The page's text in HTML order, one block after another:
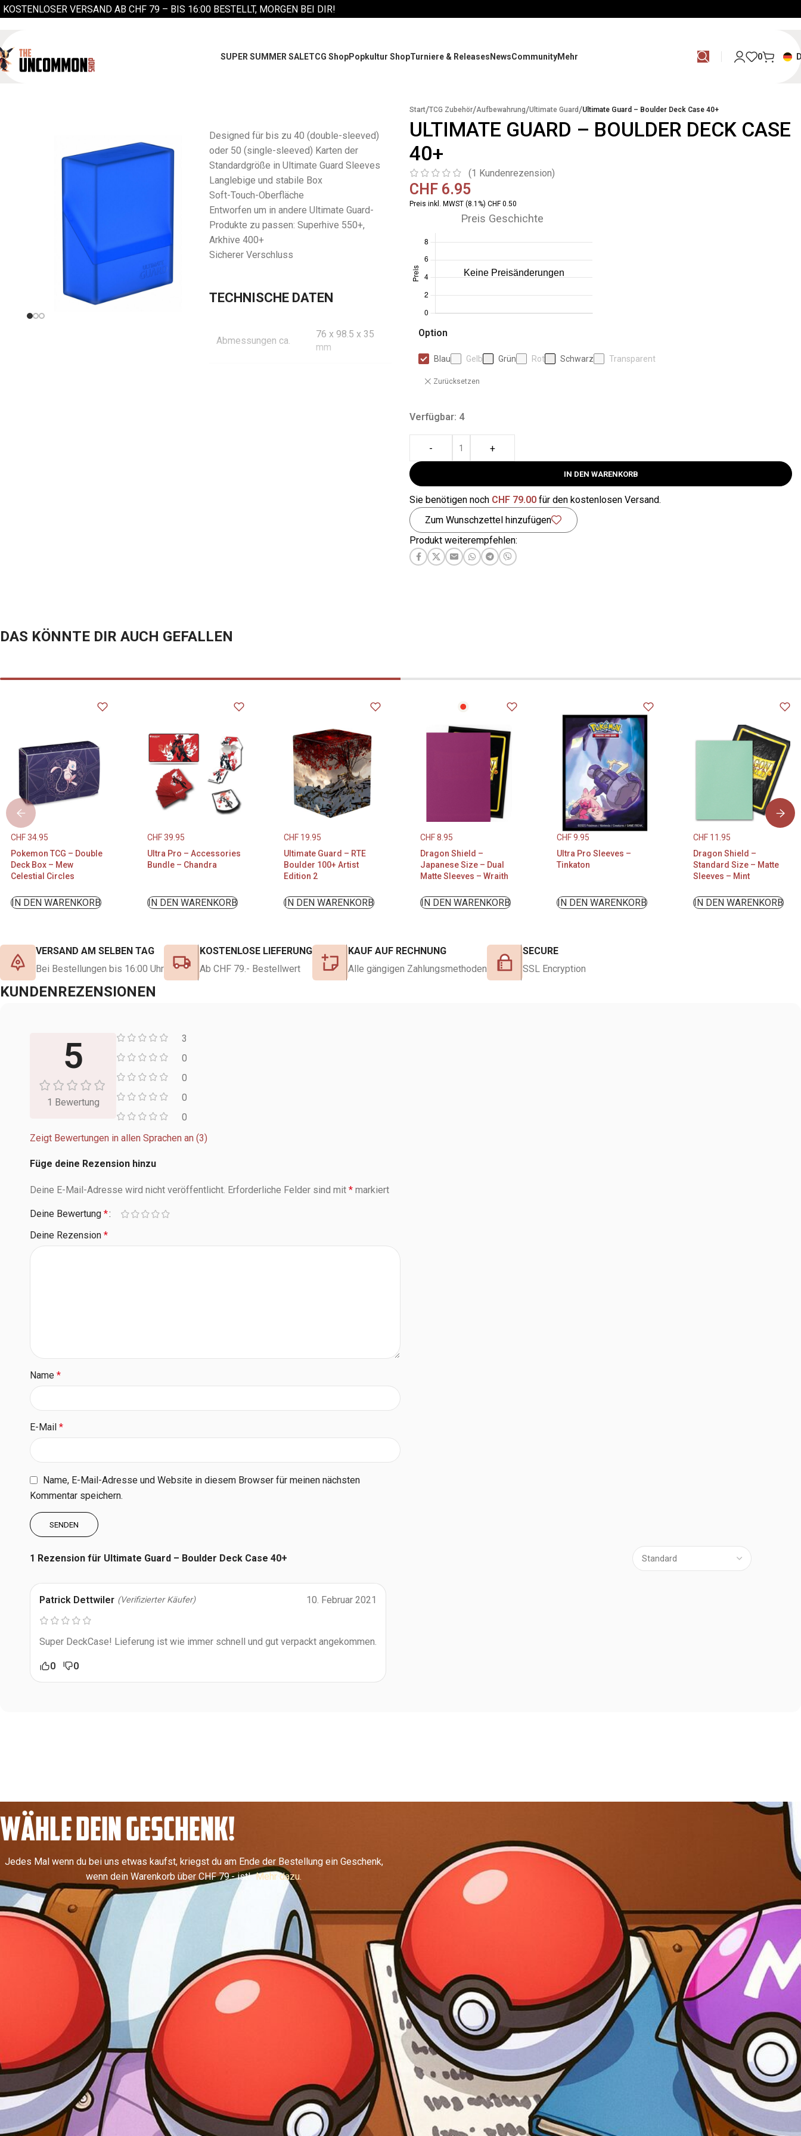
KOSTENLOSER VERSAND AB CHF 79 – BIS 16:00 BESTELLT, MORGEN BEI DIR!
SUPER SUMMER SALETCG ShopPopkultur ShopTurniere & ReleasesNewsCommunityMehr 0
Designed für bis zu 40 (double-sleeved)
oder 50 (single-sleeved) Karten der
Standardgröße in Ultimate Guard Sleeves
Langlebige und stabile Box
Soft-Touch-Oberfläche
Entworfen um in andere Ultimate Guard-
Produkte zu passen: Superhive 550+,
Arkhive 400+
Sicherer Verschluss
TECHNISCHE DATEN
Abmessungen ca.
76 x 98.5 x 35
mm
Start/TCG Zubehör/Aufbewahrung/Ultimate Guard/Ultimate Guard – Boulder Deck Case 40+
ULTIMATE GUARD – BOULDER DECK CASE
40+
(1 Kundenrezension)
CHF 6.95
Preis inkl. MWST (8.1%) CHF 0.50
Preis Geschichte
Option
Blau Gelb Grün Rot Schwarz Transparent
Zurücksetzen
Verfügbar: 4
- +
IN DEN WARENKORB
Sie benötigen noch CHF 79.00 für den kostenlosen Versand.
Zum Wunschzettel hinzufügen
Produkt weiterempfehlen:
DAS KÖNNTE DIR AUCH GEFALLEN
CHF34.95
Pokemon TCG – Double
Deck Box – Mew
Celestial Circles
IN DEN WARENKORB
CHF39.95
Ultra Pro – Accessories
Bundle – Chandra
IN DEN WARENKORB
CHF 19.95
Ultimate Guard – RTE
Boulder 100+ Artist
Edition 2
IN DEN WARENKORB
CHF8.95
Dragon Shield –
Japanese Size – Dual
Matte Sleeves – Wraith
IN DEN WARENKORB
CHF9.95
Ultra Pro Sleeves –
Tinkaton
IN DEN WARENKORB
CHF 11.95
Dragon Shield –
Standard Size – Matte
Sleeves – Mint
IN DEN WARENKORB
VERSAND AM SELBEN TAG
Bei Bestellungen bis 16:00 Uhr
KOSTENLOSE LIEFERUNG
Ab CHF 79.- Bestellwert
KAUF AUF RECHNUNG
Alle gängigen Zahlungsmethoden
SECURE
SSL Encryption
KUNDENREZENSIONEN
5
1 Bewertung
3
0
0
0
0
1 Rezension für Ultimate Guard – Boulder Deck Case 40+
Patrick Dettwiler (Verifizierter Käufer) 10. Februar 2021
Super DeckCase! Lieferung ist wie immer schnell und gut verpackt angekommen.
0 0
Zeigt Bewertungen in allen Sprachen an (3)
Füge deine Rezension hinzu
Deine E-Mail-Adresse wird nicht veröffentlicht. Erforderliche Felder sind mit * markiert
Deine Bewertung *
Deine Rezension *
Name *
E-Mail *
Name, E-Mail-Adresse und Website in diesem Browser für meinen nächsten
Kommentar speichern.
WÄHLE DEIN GESCHENK!
Jedes Mal wenn du bei uns etwas kaufst, kriegst du am Ende der Bestellung ein Geschenk,
wenn dein Warenkorb über CHF 79.- ist!Mehr dazu.